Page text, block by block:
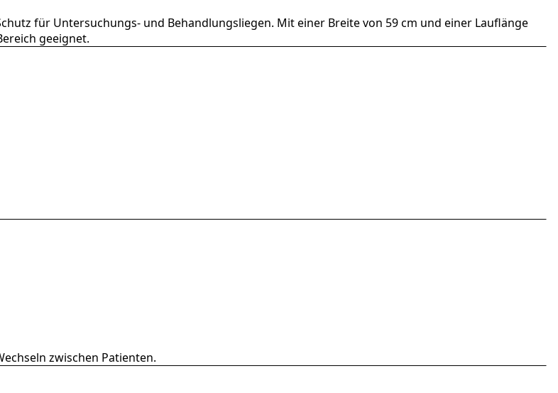
für Untersuchungs- und Behandlungsliegen. Mit einer Breite von 59 cm und einer Lauflänge
geeignet.
zwischen Patienten.